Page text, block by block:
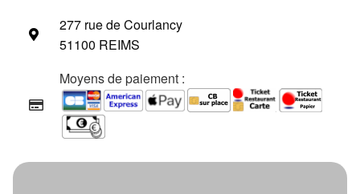
277 rue de Courlancy
51100 REIMS
Moyens de paiement :